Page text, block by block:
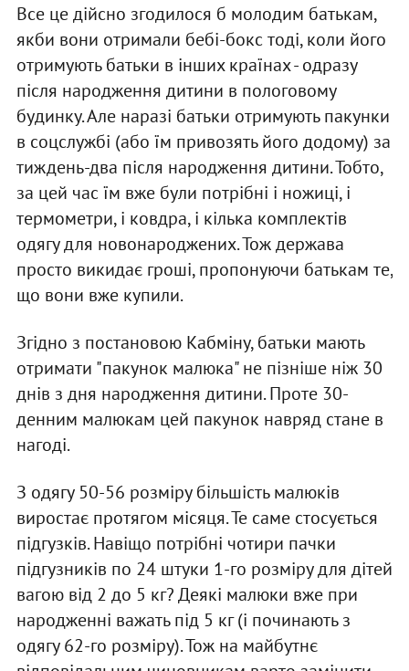
Все це дійсно згодилося б молодим батькам,
якби вони отримали бебі-бокс тоді, коли його
отримують батьки в інших країнах - одразу
після народження дитини в пологовому
будинку. Але наразі батьки отримують пакунки
в соцслужбі (або їм привозять його додому) за
тиждень-два після народження дитини. Тобто,
за цей час їм вже були потрібні і ножиці, і
термометри, і ковдра, і кілька комплектів
одягу для новонароджених. Тож держава
просто викидає гроші, пропонуючи батькам те,
що вони вже купили.
Згідно з постановою Кабміну, батьки мають
отримати "пакунок малюка" не пізніше ніж 30
днів з дня народження дитини. Проте 30-
денним малюкам цей пакунок навряд стане в
нагоді.
З одягу 50-56 розміру більшість малюків
виростає протягом місяця. Те саме стосується
підгузків. Навіщо потрібні чотири пачки
підгузників по 24 штуки 1-го розміру для дітей
вагою від 2 до 5 кг? Деякі малюки вже при
народженні важать під 5 кг (і починають з
одягу 62-го розміру). Тож на майбутнє